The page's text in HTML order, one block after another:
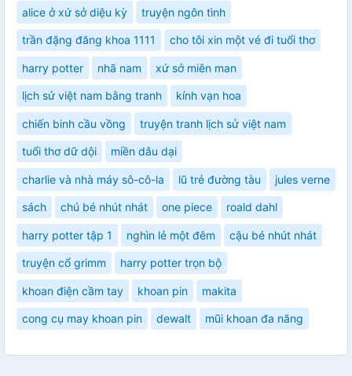
alice ở xứ sở diệu kỳ truyện ngôn tình
trần đặng đăng khoa 1111 cho tôi xin một vé đi tuổi thơ
harry potter nhã nam xứ sở miên man
lịch sử việt nam bằng tranh kính vạn hoa
chiến binh cầu vồng truyện tranh lịch sử việt nam
tuổi thơ dữ dội miền dâu dại
charlie và nhà máy sô-cô-la lũ trẻ đường tàu jules verne
sách chú bé nhút nhát one piece roald dahl
harry potter tập 1 nghìn lẻ một đêm cậu bé nhút nhát
truyện cổ grimm harry potter trọn bộ
khoan điện cầm tay khoan pin makita
cong cụ may khoan pin dewalt mũi khoan đa năng